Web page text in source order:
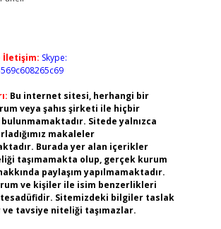
İletişim: Skype:
Bu internet sitesi, herhangi bir
veya şahıs şirketi ile hiçbir
bulunmamaktadır. Sitede yalnızca
makaleler
Burada yer alan içerikler
taşımamakta olup, gerçek kurum
paylaşım yapılmamaktadır.
ve kişiler ile isim benzerlikleri
Sitemizdeki bilgiler taslak
tavsiye niteliği taşımazlar.